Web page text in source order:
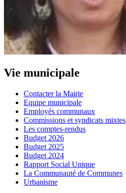
Vie municipale
Contacter la Mairie
Equipe municipale
Employés communaux
Commissions et syndicats mixtes
Les comptes-rendus
Budget 2026
Budget 2025
Budget 2024
Rapport Social Unique
La Communauté de Communes
Urbanisme